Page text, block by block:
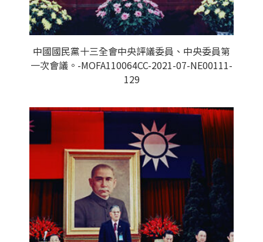
中國國民黨十三全會中央評議委員、中央委員第
一次會議。-MOFA110064CC-2021-07-NE00111-
129